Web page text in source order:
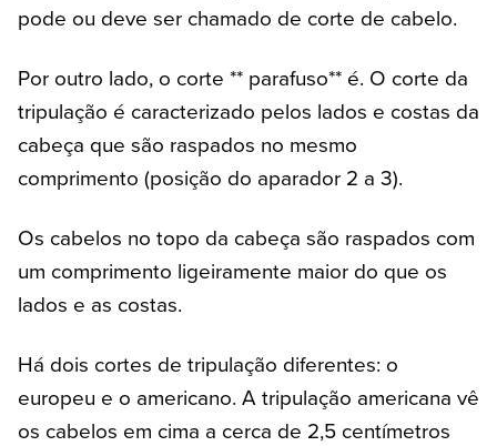
pode ou deve ser chamado de corte de cabelo.
Por outro lado, o corte ** parafuso** é. O corte da
tripulação é caracterizado pelos lados e costas da
cabeça que são raspados no mesmo
comprimento (posição do aparador 2 a 3).
Os cabelos no topo da cabeça são raspados com
um comprimento ligeiramente maior do que os
lados e as costas.
Há dois cortes de tripulação diferentes: o
europeu e o americano. A tripulação americana vê
os cabelos em cima a cerca de 2,5 centímetros